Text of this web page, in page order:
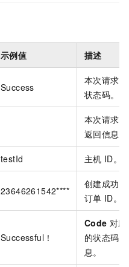
示例值 描述
Success
本次请求的
状态码。
本次请求的
返回信息。
testId 主机 ID。
23646261542****
创建成功的
订单 ID。
Successful！
Code 对应
的状态码信
息。